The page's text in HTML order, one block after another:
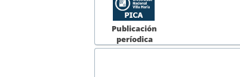
Publicación
períodica